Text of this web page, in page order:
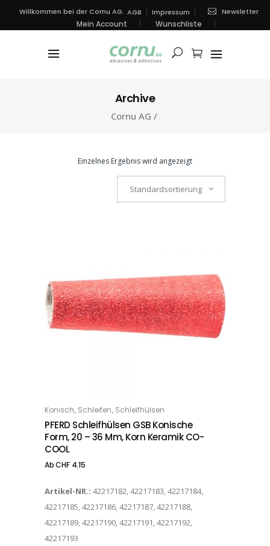
Willkommen bei der Cornu AG. AGB Impressum Newsletter
Mein Account Wunschliste
Archive
Cornu AG /
Einzelnes Ergebnis wird angezeigt
Standardsortierung
OPTIONS
Konisch, Schleifen, Schleifhülsen
PFERD Schleifhülsen GSB Konische
Form, 20 – 36 Mm, Korn Keramik CO-
COOL
AbCHF4.15
Artikel-NR.: 42217182, 42217183, 42217184,
42217185, 42217186, 42217187, 42217188,
42217189, 42217190, 42217191, 42217192,
42217193